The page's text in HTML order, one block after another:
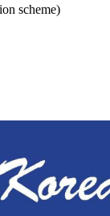
scheme)